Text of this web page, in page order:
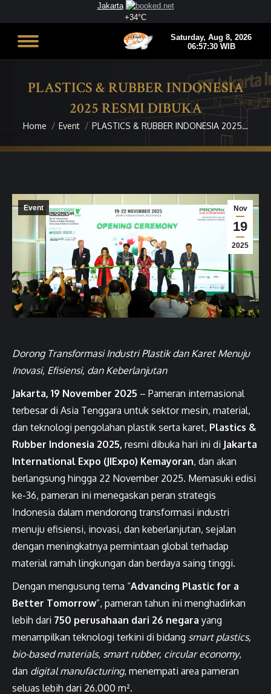
Jakarta
+34°C
PLASTICS & RUBBER INDONESIA
2025 RESMI DIBUKA
You are here:
Home Event PLASTICS & RUBBER INDONESIA 2025…
Nov
19
2025
Event
Dorong Transformasi Industri Plastik dan Karet Menuju
Inovasi, Efisiensi, dan Keberlanjutan
Jakarta, 19 November 2025 – Pameran internasional
terbesar di Asia Tenggara untuk sektor mesin, material,
dan teknologi pengolahan plastik serta karet, Plastics &
Rubber Indonesia 2025, resmi dibuka hari ini di Jakarta
International Expo (JIExpo) Kemayoran, dan akan
berlangsung hingga 22 November 2025. Memasuki edisi
ke-36, pameran ini menegaskan peran strategis
Indonesia dalam mendorong transformasi industri
menuju efisiensi, inovasi, dan keberlanjutan, sejalan
dengan meningkatnya permintaan global terhadap
material ramah lingkungan dan berdaya saing tinggi.
Dengan mengusung tema “Advancing Plastic for a
Better Tomorrow”, pameran tahun ini menghadirkan
lebih dari 750 perusahaan dari 26 negara yang
menampilkan teknologi terkini di bidang smart plastics,
bio-based materials, smart rubber, circular economy,
dan digital manufacturing, menempati area pameran
seluas lebih dari 26.000 m².